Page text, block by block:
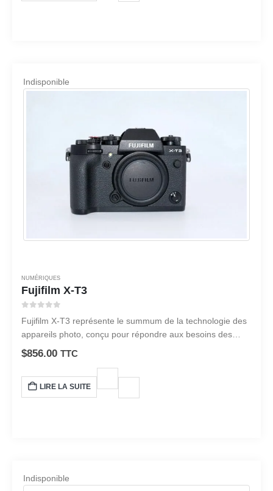
Indisponible
NUMÉRIQUES
Fujifilm X-T3
Fujifilm X-T3 représente le summum de la technologie des
appareils photo, conçu pour répondre aux besoins des
photographes professionnels et des passionnés. le Fujifilm
X-T3 est un appareil photo remarquable.
$856.00 TTC
LIRE LA SUITE
Indisponible